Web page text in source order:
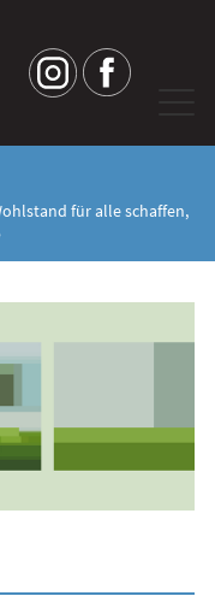
für alle schaffen,